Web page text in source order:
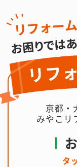
京都・
みやこリ
タ